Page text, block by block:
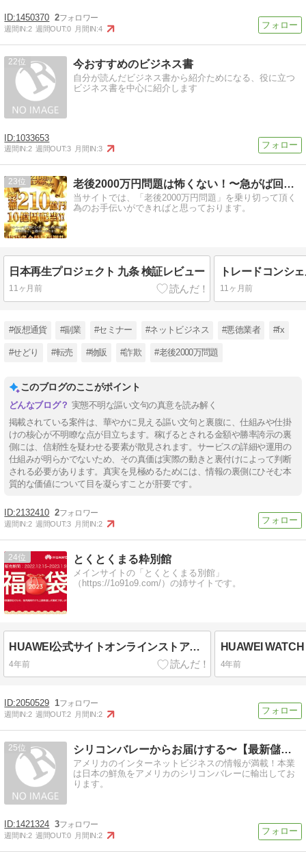
1450370 2
週間IN:2 週間OUT:0 月間IN:4
22 今おすすめのビジネス書
自分が読んだビジネス書から紹介ためになる、役に立つ
ビジネス書を中心に紹介します
1033653
週間IN:2 週間OUT:3 月間IN:3
23 老後2000万円問題は怖くない！〜急がば回れの資産構築法〜
当サイトでは、「老後2000万円問題」を乗り切って頂く
為のお手伝いができればと思っております。
日本再生プロジェクト 九条 検証レビュー
11ヶ月前 11ヶ月前
#仮想通貨 #副業 #セミナー #ネットビジネス #悪徳業者 #fx
#せどり #転売 #物販 #詐欺 #老後2000万問題
このブログのここがポイント
実態不明な謳い文句の真意を読み解く
掲載されている案件は、華やかに見える謳い文句と裏腹に、仕組みや仕掛
けの核心が不明瞭な点が目立ちます。稼げるとされる金額や勝率誇示の裏
側には、信頼性を疑わせる要素が散見されます。サービスの詳細や運用の
仕組みが明らかでないため、その真価は実際の動きと裏付けによって判断
される必要があります。真実を見極めるためには、情報の裏側にひそむ本
質的な価値について目を凝らすことが肝要です。
2132410 2
週間IN:2 週間OUT:3 月間IN:2
24 とくとくまる粋別館
メインサイトの「とくとくまる別館」
（https://1o91o9.com/）の姉サイトです。
HUAWEI公式サイトオンラインストア12月のキャンペーン
4年前 4年前
2050529 1
週間IN:2 週間OUT:2 月間IN:2
25 シリコンバレーからお届けする〜【最新儲けノウハウ】
アメリカのインターネットビジネスの情報が満載！本業
は日本の鮮魚をアメリカのシリコンバレーに輸出してお
ります。
1421324 3
週間IN:2 週間OUT:0 月間IN:2